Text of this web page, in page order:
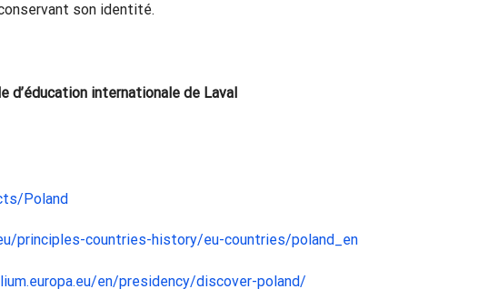
son identité.
d’éducation internationale de Laval
Poland
principles-countries-history/eu-countries/poland_en
en/presidency/discover-poland/